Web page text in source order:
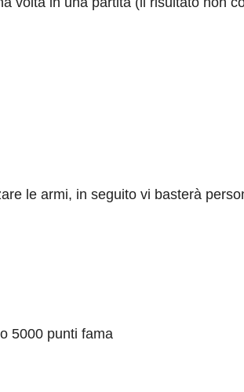
le armi, in seguito vi basterà
5000 punti fama